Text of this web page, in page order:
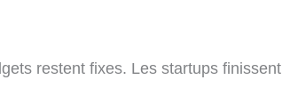
restent fixes. Les startups finissent